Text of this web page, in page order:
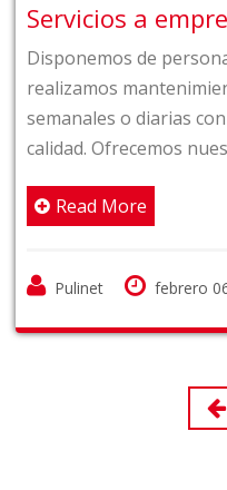
a empresas
de personal
mantenimientos y
o diarias con los
Ofrecemos nuestro
More
febrero 06 ,2017